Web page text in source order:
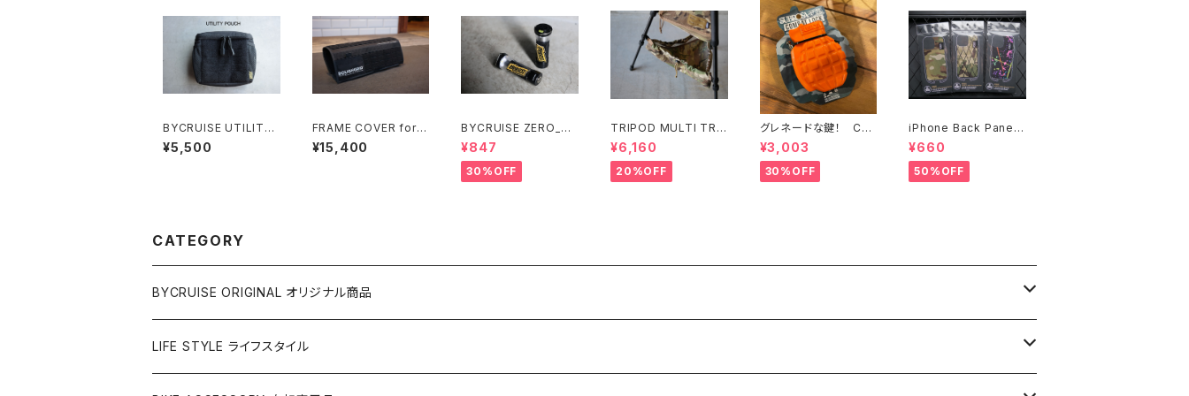
BYCRUISE UTILITY
POUCH
¥5,500
FRAME COVER for E
-BIKE
¥15,400
BYCRUISE ZERO_SO
X_SWITCH
¥847
30%OFF
TRIPOD MULTI TRA
Y
¥6,160
20%OFF
グレネードな鍵！ CO
MBAT LOCK
¥3,003
30%OFF
iPhone Back Panel 1
2・13シリーズ
¥660
50%OFF
CATEGORY
BYCRUISE ORIGINAL オリジナル商品
アパレル
LIFE STYLE ライフスタイル